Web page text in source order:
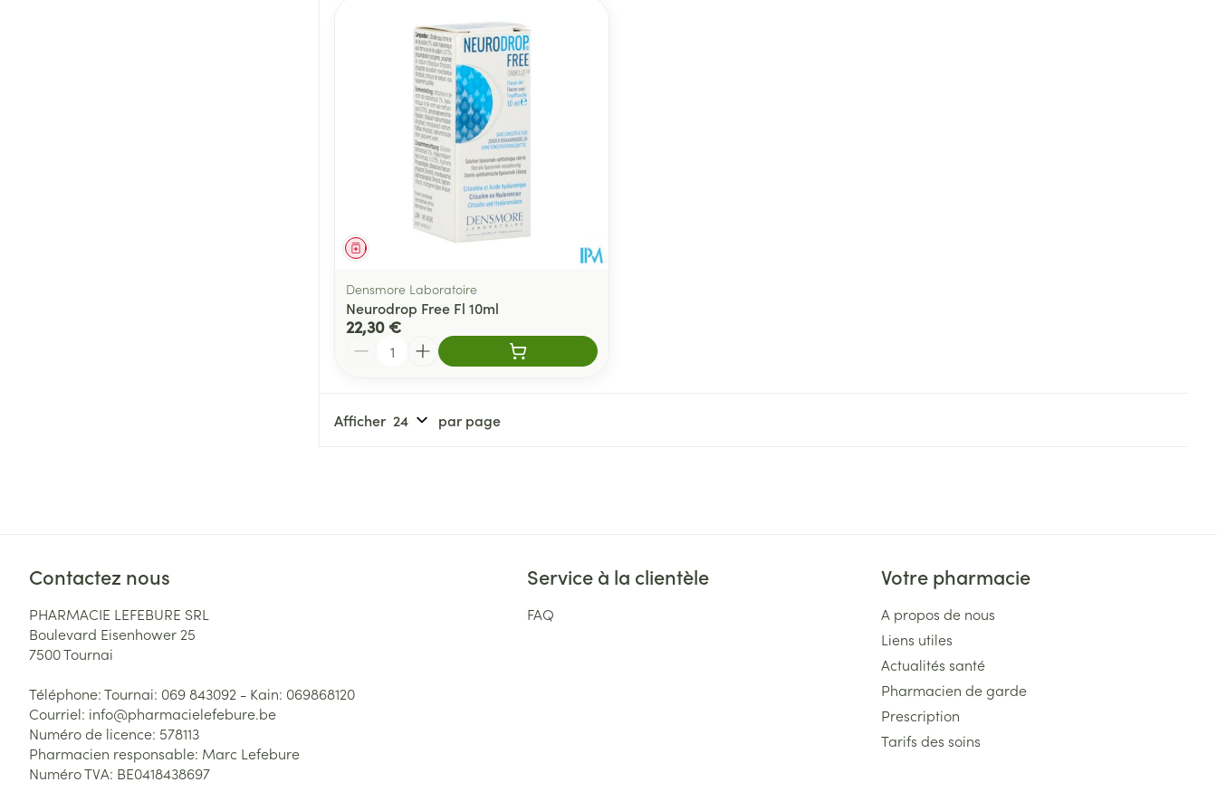
Médicament
Densmore Laboratoire
Neurodrop Free Fl 10ml
22,30 €
Quantité
Afficher par page
Contactez nous
PHARMACIE LEFEBURE SRL
Boulevard Eisenhower 25
7500Tournai
Téléphone:Tournai: 069 843092 - Kain: 069868120
Courriel: info@pharmacielefebure.be
Numéro de licence: 578113
Pharmacien responsable: Marc Lefebure
Numéro TVA: BE0418438697
Service à la clientèle
FAQ
Votre pharmacie
A propos de nous
Liens utiles
Actualités santé
Pharmacien de garde
Prescription
Tarifs des soins